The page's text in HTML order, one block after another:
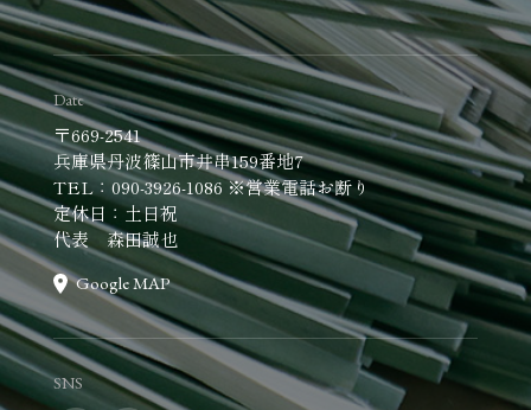
Date
〒669-2541
兵庫県丹波篠山市井串159番地7
TEL：090-3926-1086 ※営業電話お断り
定休日：土日祝
代表 森田誠也
Google MAP
SNS